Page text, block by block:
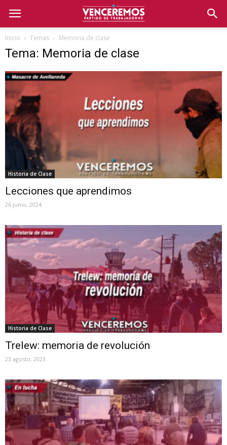
Inicio Temas Memoria de clase
Tema: Memoria de clase
Historia de Clase
Lecciones que aprendimos
26 junio, 2024
Historia de Clase
Trelew: memoria de revolución
23 agosto, 2023